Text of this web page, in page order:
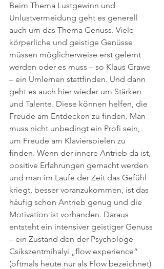
Beim Thema Lustgewinn und
Unlustvermeidung geht es generell
auch um das Thema Genuss. Viele
körperliche und geistige Genüsse
müssen möglicherweise erst gelernt
werden oder es muss – so Klaus Grawe
– ein Umlernen stattfinden. Und dann
geht es auch hier wieder um Stärken
und Talente. Diese können helfen, die
Freude am Entdecken zu finden. Man
muss nicht unbedingt ein Profi sein,
um Freude am Klavierspielen zu
finden. Wenn der innere Antrieb da ist,
positive Erfahrungen gemacht werden
und man im Laufe der Zeit das Gefühl
kriegt, besser voranzukommen, ist das
häufig schon Antrieb genug und die
Motivation ist vorhanden. Daraus
entsteht ein intensiver geistiger Genuss
– ein Zustand den der Psychologe
Csikszentmihalyi „flow experience“
(oftmals heute nur als Flow bezeichnet)